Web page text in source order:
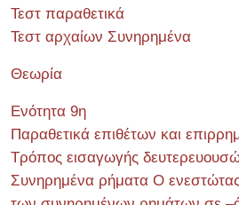
Τεστ παραθετικά
Τεστ αρχαίων Συνηρημένα
Θεωρία
Ενότητα 9η
Παραθετικά επιθέτων και
Τρόπος εισαγωγής
Συνηρημένα ρήματα Ο